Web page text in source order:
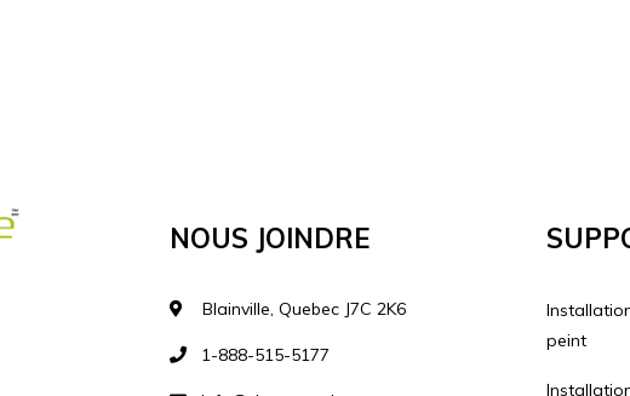
Nous Joindre
Blainville, Quebec J7C 2K6
1-888-515-5177
peint